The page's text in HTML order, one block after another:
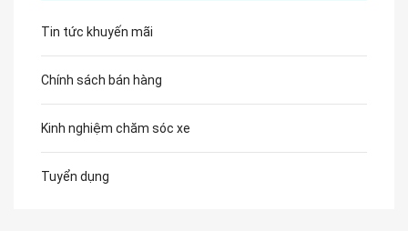
Tin tức khuyến mãi
Chính sách bán hàng
Kinh nghiệm chăm sóc xe
Tuyển dụng